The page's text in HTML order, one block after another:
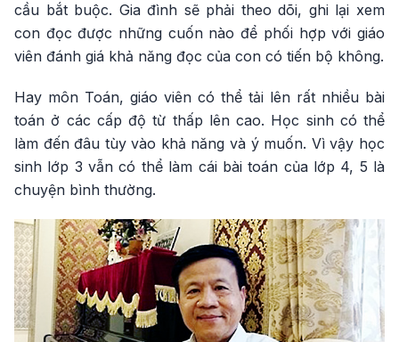
cầu bắt buộc. Gia đình sẽ phải theo dõi, ghi lại xem
con đọc được những cuốn nào để phối hợp với giáo
viên đánh giá khả năng đọc của con có tiến bộ không.
Hay môn Toán, giáo viên có thể tải lên rất nhiều bài
toán ở các cấp độ từ thấp lên cao. Học sinh có thể
làm đến đâu tùy vào khả năng và ý muốn. Vì vậy học
sinh lớp 3 vẫn có thể làm cái bài toán của lớp 4, 5 là
chuyện bình thường.